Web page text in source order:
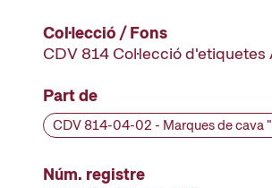
Col·lecció / Fons
CDV 814 Col·lecció
Part de
CDV 814-04-02 - Marques de cava
Núm. registre